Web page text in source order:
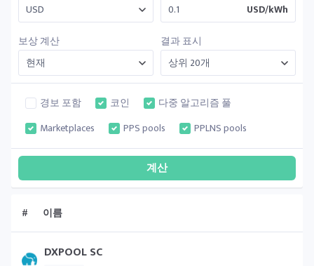
USD/kWh
보상 계산
결과 표시
경보 포함 코인
다중 알고리즘 풀
Marketplaces
PPS pools PPLNS pools
# 이름
DXPOOL SC